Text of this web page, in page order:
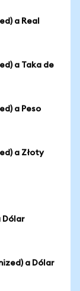
a Real
a Taka de
a Peso
a Złoty
Dólar
a Dólar